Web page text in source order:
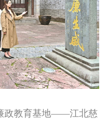
政教育基地——江北慈